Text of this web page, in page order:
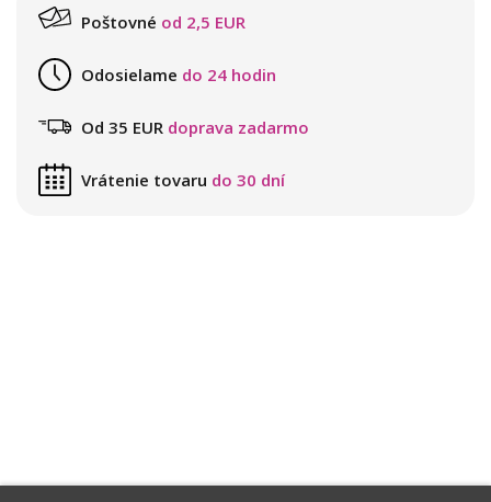
Poštovné od 2,5 EUR
Odosielame do 24 hodin
Od 35 EUR doprava zadarmo
Vrátenie tovaru do 30 dní